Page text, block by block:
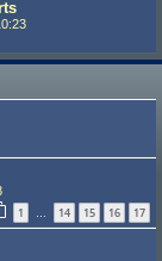
1 … 14 15 16 17